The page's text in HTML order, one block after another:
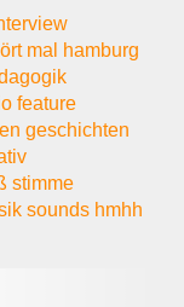
mal hamburg
feature
geschichten
stimme
sounds hmhh